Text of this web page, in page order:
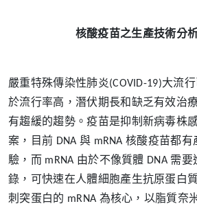
核酸疫苗之生產技術分
嚴重特殊傳染性肺炎(COVID-19)大流
於流行率高，潛伏期長和缺乏有效治
有趨緩的趨勢。疫苗是抑制新病毒株
案，目前 DNA 與 mRNA 核酸疫苗都
驗，而 mRNA 由於不像質體 DNA 需
錄，可快速在人體細胞產生抗原蛋白
刺突蛋白的 mRNA 為核心，以脂質奈